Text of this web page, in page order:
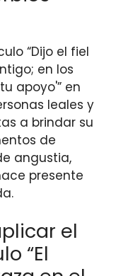
“Dijo el fiel
en los
apoyo'” en
leales y
a brindar su
de
angustia,
presente
el
“El